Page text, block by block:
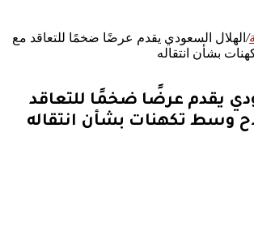
/ الهلال السعودي يقدم عرضًا ضخمًا للتعاقد مع
بشأن انتقاله
يقدم عرضًا ضخمًا للتعاقد
وسط تكهنات بشأن انتقاله